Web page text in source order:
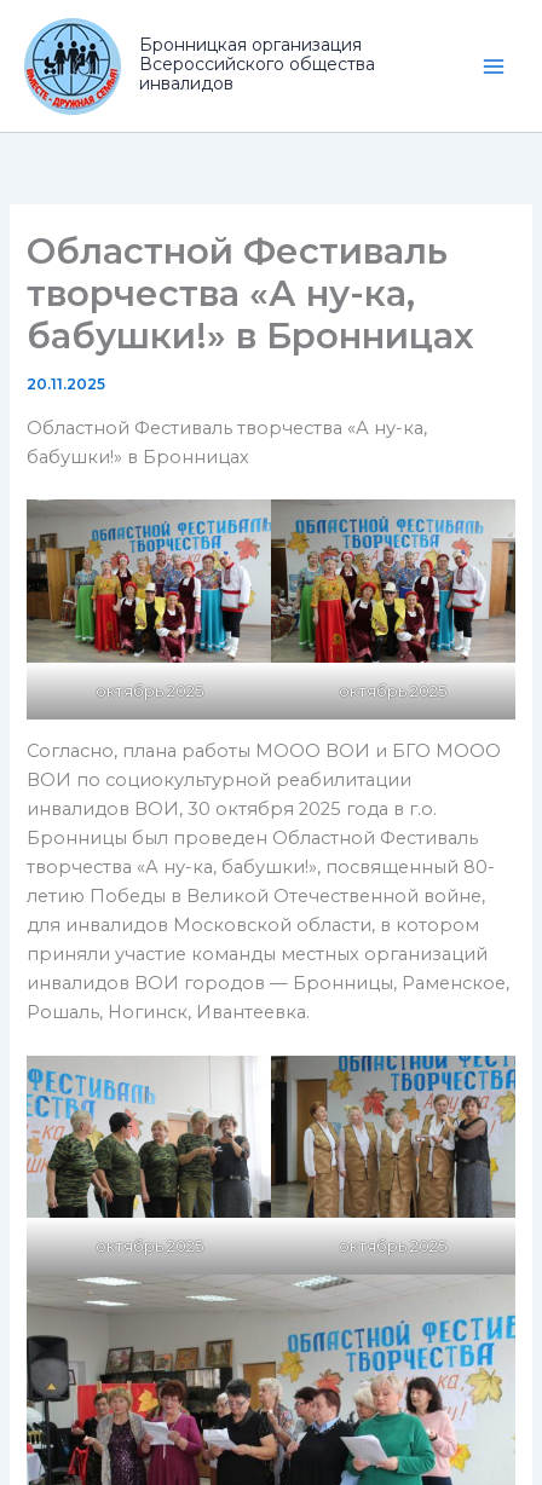
Перейти
содержимому
Бронницкая организация
Всероссийского общества
инвалидов
Областной Фестиваль
творчества «А ну-ка,
бабушки!» в Бронницах
20.11.2025
Областной Фестиваль творчества «А ну-ка,
бабушки!» в Бронницах
октябрь 2025 октябрь 2025
Согласно, плана работы МООО ВОИ и БГО МООО
ВОИ по социокультурной реабилитации
инвалидов ВОИ, 30 октября 2025 года в г.о.
Бронницы был проведен Областной Фестиваль
творчества «А ну-ка, бабушки!», посвященный 80-
летию Победы в Великой Отечественной войне,
для инвалидов Московской области, в котором
приняли участие команды местных организаций
инвалидов ВОИ городов — Бронницы, Раменское,
Рошаль, Ногинск, Ивантеевка.
октябрь 2025 октябрь 2025